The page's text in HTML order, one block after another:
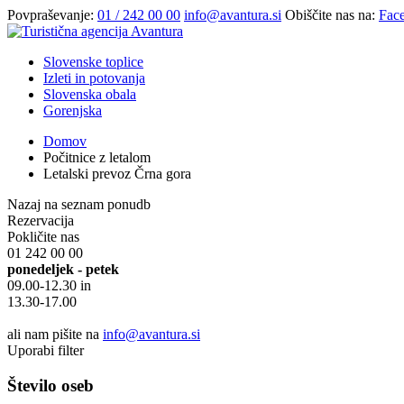
Povpraševanje: 01 / 242 00 00 info@avantura.si Obiščite nas na:
Slovenske toplice
Izleti in potovanja
Slovenska obala
Gorenjska
Domov
Počitnice z letalom
Letalski prevoz Črna gora
Nazaj na seznam ponudb
Rezervacija
Pokličite nas
01 242 00 00
ponedeljek - petek
09.00-12.30 in
13.30-17.00
ali nam pišite na info@avantura.si
Uporabi filter
Število oseb